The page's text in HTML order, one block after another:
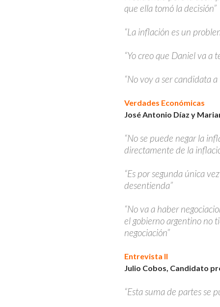
que ella tomó la decisión”
“La inflación es un
“Yo creo que Daniel va a
“No voy a ser candidata a
Verdades Económicas
José Antonio Díaz y
“No se puede negar la
directamente de la
“Es por segunda única
desentienda”
“No va a haber
el gobierno argentino no
negociación”
Entrevista II
Julio Cobos, Candidato
“Esta suma de partes se